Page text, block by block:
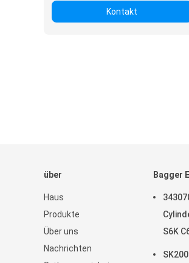
Kontakt
über
Haus
Produkte
Über uns
Nachrichten
Bagger
S6K